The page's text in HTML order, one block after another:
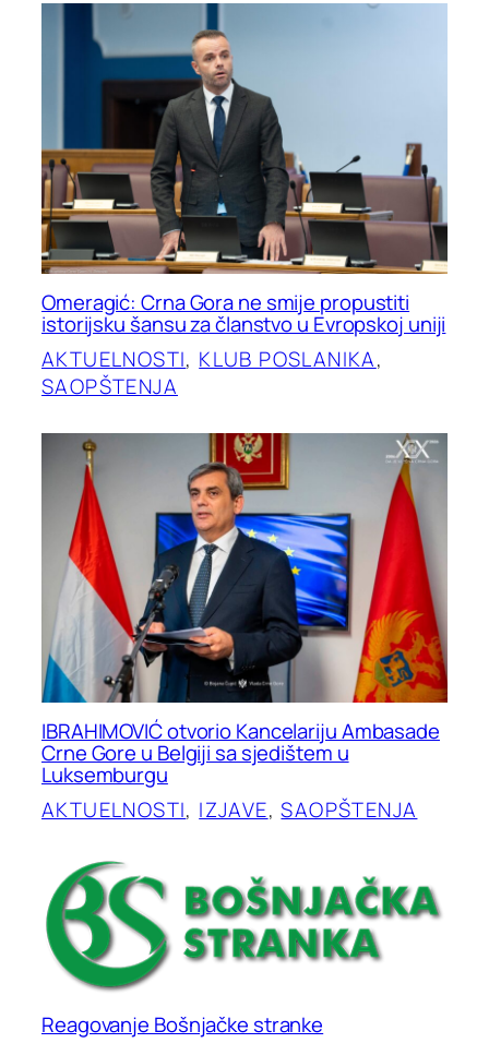
Omeragić: Crna Gora ne smije propustiti
istorijsku šansu za članstvo u Evropskoj uniji
AKTUELNOSTI, KLUB POSLANIKA
SAOPŠTENJA
IBRAHIMOVIĆ otvorio Kancelariju Ambasade
Crne Gore u Belgiji sa sjedištem u
Luksemburgu
AKTUELNOSTI, IZJAVE, SAOPŠTENJA
Reagovanje Bošnjačke stranke